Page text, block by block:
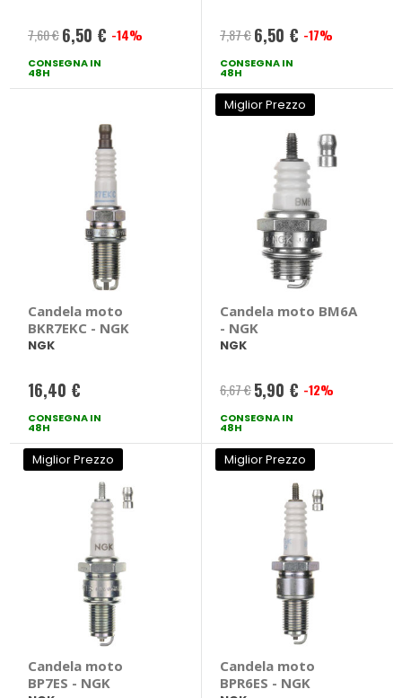
7,60 € Prezzo
speciale
6,50 € -14%
CONSEGNA IN
48H
7,87 € Prezzo
speciale
6,50 € -17%
CONSEGNA IN
48H
Candela moto
BKR7EKC - NGK
NGK
16,40 €
CONSEGNA IN
48H
Miglior Prezzo
Candela moto BM6A
- NGK
NGK
6,67 € Prezzo
speciale
5,90 € -12%
CONSEGNA IN
48H
Miglior Prezzo
Candela moto
BP7ES - NGK
Miglior Prezzo
Candela moto
BPR6ES - NGK